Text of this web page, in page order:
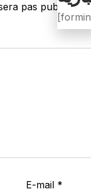
pas publiée.
E-mail *